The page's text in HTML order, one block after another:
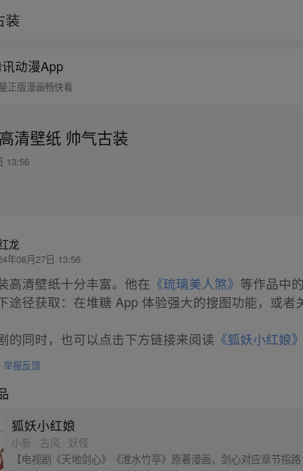
装
动漫App
正版漫画畅快看
清壁纸 帅气古装
13:56
龙
年08月27日 13:56
高清壁纸十分丰富。他在 《琉璃美人煞》 等作品中
途径获取：在堆糖 App 体验强大的搜图功能，或者
的同时，也可以点击下方链接来阅读 《狐妖小红娘》
举报反馈
狐妖小红娘
小新 · 古风 · 妖怪
【电视剧《天地剑心》《淮水竹亭》原著漫画，剑心对应章节